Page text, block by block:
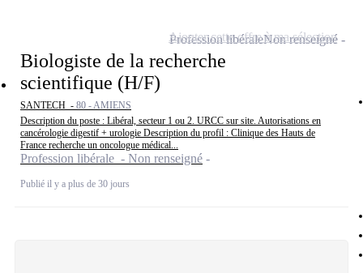
Biologiste de la recherche
scientifique (H/F)
SANTECH - 80 - AMIENS
Description du poste : Libéral, secteur 1 ou 2. URCC sur site. Autorisations en
cancérologie digestif + urologie Description du profil : Clinique des Hauts de
France recherche un oncologue médical...
Profession libérale - Non renseigné
Publié il y a plus de 30 jours
Profession libéraleNon renseigné
Ajouter cette offre à ma sélection